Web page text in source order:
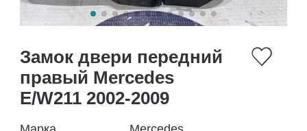
Замок двери передний
правый Mercedes
E/W211 2002-2009